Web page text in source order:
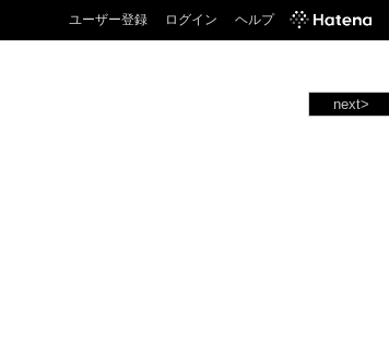
ユーザー登録 ログイン ヘルプ
next>